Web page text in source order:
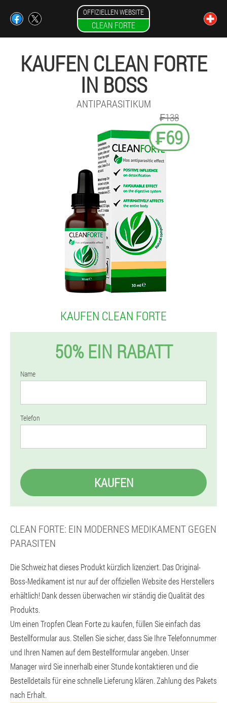
OFFIZIELLEN WEBSITE
CLEAN FORTE
KAUFEN CLEAN FORTE
IN BOSS
ANTIPARASITIKUM
₣138
₣69
KAUFEN CLEAN FORTE
50% EIN RABATT
Name
Telefon
KAUFEN
CLEAN FORTE: EIN MODERNES MEDIKAMENT GEGEN
PARASITEN
Die Schweiz hat dieses Produkt kürzlich lizenziert. Das Original-
Boss-Medikament ist nur auf der offiziellen Website des Herstellers
erhältlich! Dank dessen überwachen wir ständig die Qualität des
Produkts.
Um einen Tropfen Clean Forte zu kaufen, füllen Sie einfach das
Bestellformular aus. Stellen Sie sicher, dass Sie Ihre Telefonnummer
und Ihren Namen auf dem Bestellformular angeben. Unser
Manager wird Sie innerhalb einer Stunde kontaktieren und die
Bestelldetails für eine schnelle Lieferung klären. Zahlung des Pakets
nach Erhalt.